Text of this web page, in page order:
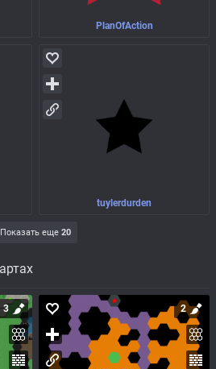
PlanOfAction
tuylerdurden
Показать еще 20
3 2